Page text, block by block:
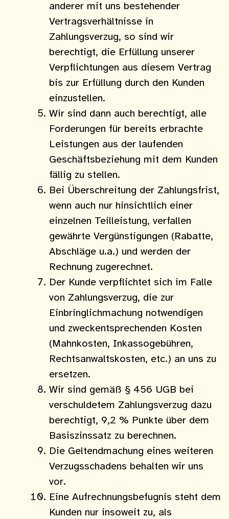
anderer mit uns bestehender
Vertragsverhältnisse in
Zahlungsverzug, so sind wir
berechtigt, die Erfüllung unserer
Verpflichtungen aus diesem Vertrag
bis zur Erfüllung durch den Kunden
einzustellen.
Wir sind dann auch berechtigt, alle
Forderungen für bereits erbrachte
Leistungen aus der laufenden
Geschäftsbeziehung mit dem Kunden
fällig zu stellen.
Bei Überschreitung der Zahlungsfrist,
wenn auch nur hinsichtlich einer
einzelnen Teilleistung, verfallen
gewährte Vergünstigungen (Rabatte,
Abschläge u.a.) und werden der
Rechnung zugerechnet.
Der Kunde verpflichtet sich im Falle
von Zahlungsverzug, die zur
Einbringlichmachung notwendigen
und zweckentsprechenden Kosten
(Mahnkosten, Inkassogebühren,
Rechtsanwaltskosten, etc.) an uns zu
ersetzen.
Wir sind gemäß § 456 UGB bei
verschuldetem Zahlungsverzug dazu
berechtigt, 9,2 % Punkte über dem
Basiszinssatz zu berechnen.
Die Geltendmachung eines weiteren
Verzugsschadens behalten wir uns
vor.
Eine Aufrechnungsbefugnis steht dem
Kunden nur insoweit zu, als